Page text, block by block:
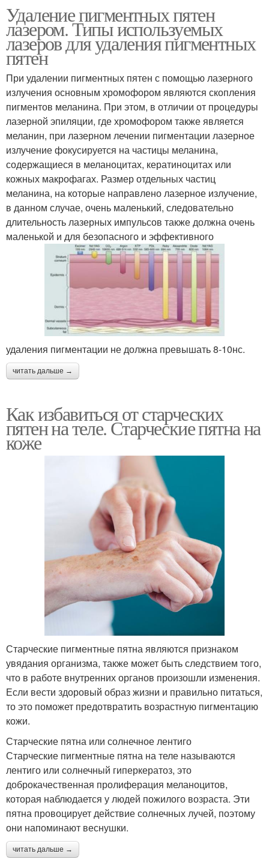
Удаление пигментных пятен
лазером. Типы используемых
лазеров для удаления пигментных
пятен
При удалении пигментных пятен с помощью лазерного
излучения основным хромофором являются скопления
пигментов меланина. При этом, в отличии от процедуры
лазерной эпиляции, где хромофором также является
меланин, при лазерном лечении пигментации лазерное
излучение фокусируется на частицы меланина,
содержащиеся в меланоцитах, кератиноцитах или
кожных макрофагах. Размер отдельных частиц
меланина, на которые направлено лазерное излучение,
в данном случае, очень маленький, следовательно
длительность лазерных импульсов также должна очень
маленькой и для безопасного и эффективного
удаления пигментации не должна превышать 8-10нс.
читать дальше →
Как избавиться от старческих
пятен на теле. Старческие пятна на
коже
Старческие пигментные пятна являются признаком
увядания организма, также может быть следствием того,
что в работе внутренних органов произошли изменения.
Если вести здоровый образ жизни и правильно питаться,
то это поможет предотвратить возрастную пигментацию
кожи.
Старческие пятна или солнечное лентиго
Старческие пигментные пятна на теле называются
лентиго или солнечный гиперкератоз, это
доброкачественная пролиферация меланоцитов,
которая наблюдается у людей пожилого возраста. Эти
пятна провоцирует действие солнечных лучей, поэтому
они напоминают веснушки.
читать дальше →